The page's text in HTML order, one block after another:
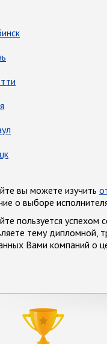
вы можете изучить
о выборе
пользуется успехом
тему дипломной,
Вами компаний о